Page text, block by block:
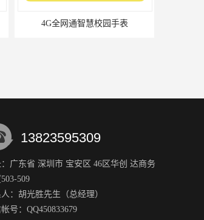
4G全网通智慧养老手环
13823595309
广东省 深圳市 宝安区 46区华创 达商务
509
：胡光胜先生 （总经理）
号：QQ450833679